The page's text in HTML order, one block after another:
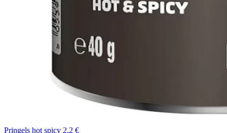
Pringels hot spicy 2,2 €